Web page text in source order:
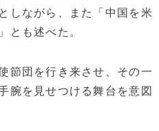
しながら、また「中国を米
とも述べた。
節団を行き来させ、その一
腕を見せつける舞台を意図